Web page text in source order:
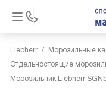
Liebherr
Морозильные
Отдельностоящие
Морозильник Liebherr